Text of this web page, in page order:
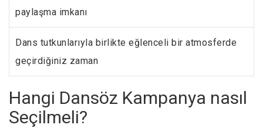
paylaşma imkanı
Dans tutkunlarıyla birlikte eğlenceli bir atmosferde
geçirdiğiniz zaman
Hangi Dansöz Kampanya nasıl
Seçilmeli?